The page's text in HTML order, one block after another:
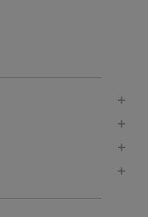
+
+
+
+